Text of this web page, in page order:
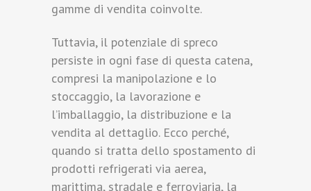
gamme di vendita coinvolte.
Tuttavia, il potenziale di spreco
persiste in ogni fase di questa catena,
compresi la manipolazione e lo
stoccaggio, la lavorazione e
l’imballaggio, la distribuzione e la
vendita al dettaglio. Ecco perché,
quando si tratta dello spostamento di
prodotti refrigerati via aerea,
marittima, stradale e ferroviaria, la